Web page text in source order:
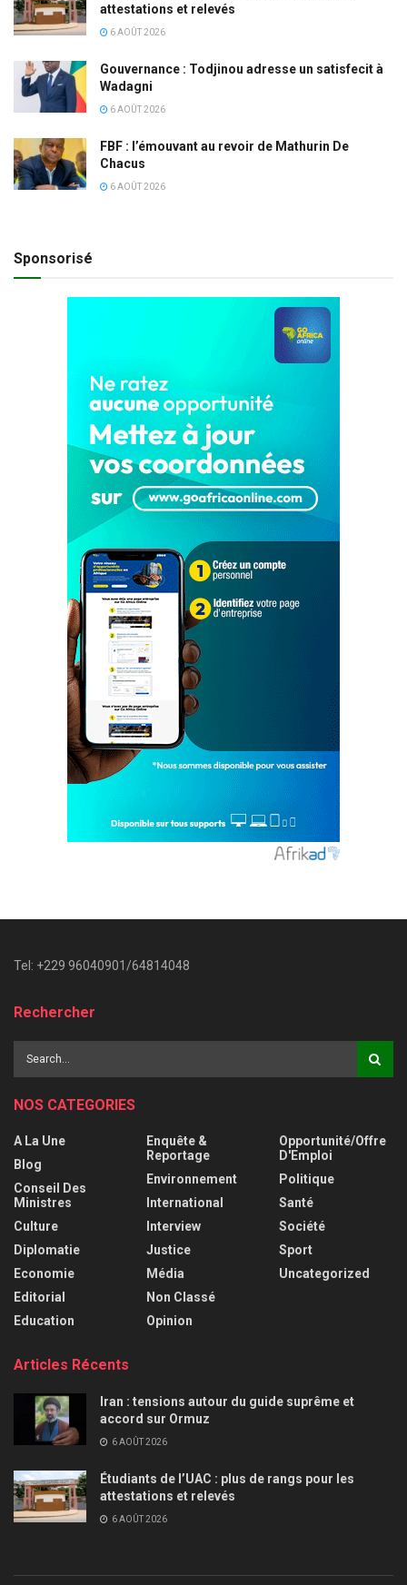
attestations et relevés
6 AOÛT 2026
Gouvernance : Todjinou adresse un satisfecit à
Wadagni
6 AOÛT 2026
FBF : l’émouvant au revoir de Mathurin De
Chacus
6 AOÛT 2026
Sponsorisé
Tel: +229 96040901/64814048
Rechercher
NOS CATEGORIES
A La Une
Blog
Conseil Des
Ministres
Culture
Diplomatie
Economie
Editorial
Education
Enquête &
Reportage
Environnement
International
Interview
Justice
Média
Non Classé
Opinion
Opportunité/Offre
D'Emploi
Politique
Santé
Société
Sport
Uncategorized
Articles Récents
Iran : tensions autour du guide suprême et
accord sur Ormuz
6 AOÛT 2026
Étudiants de l’UAC : plus de rangs pour les
attestations et relevés
6 AOÛT 2026